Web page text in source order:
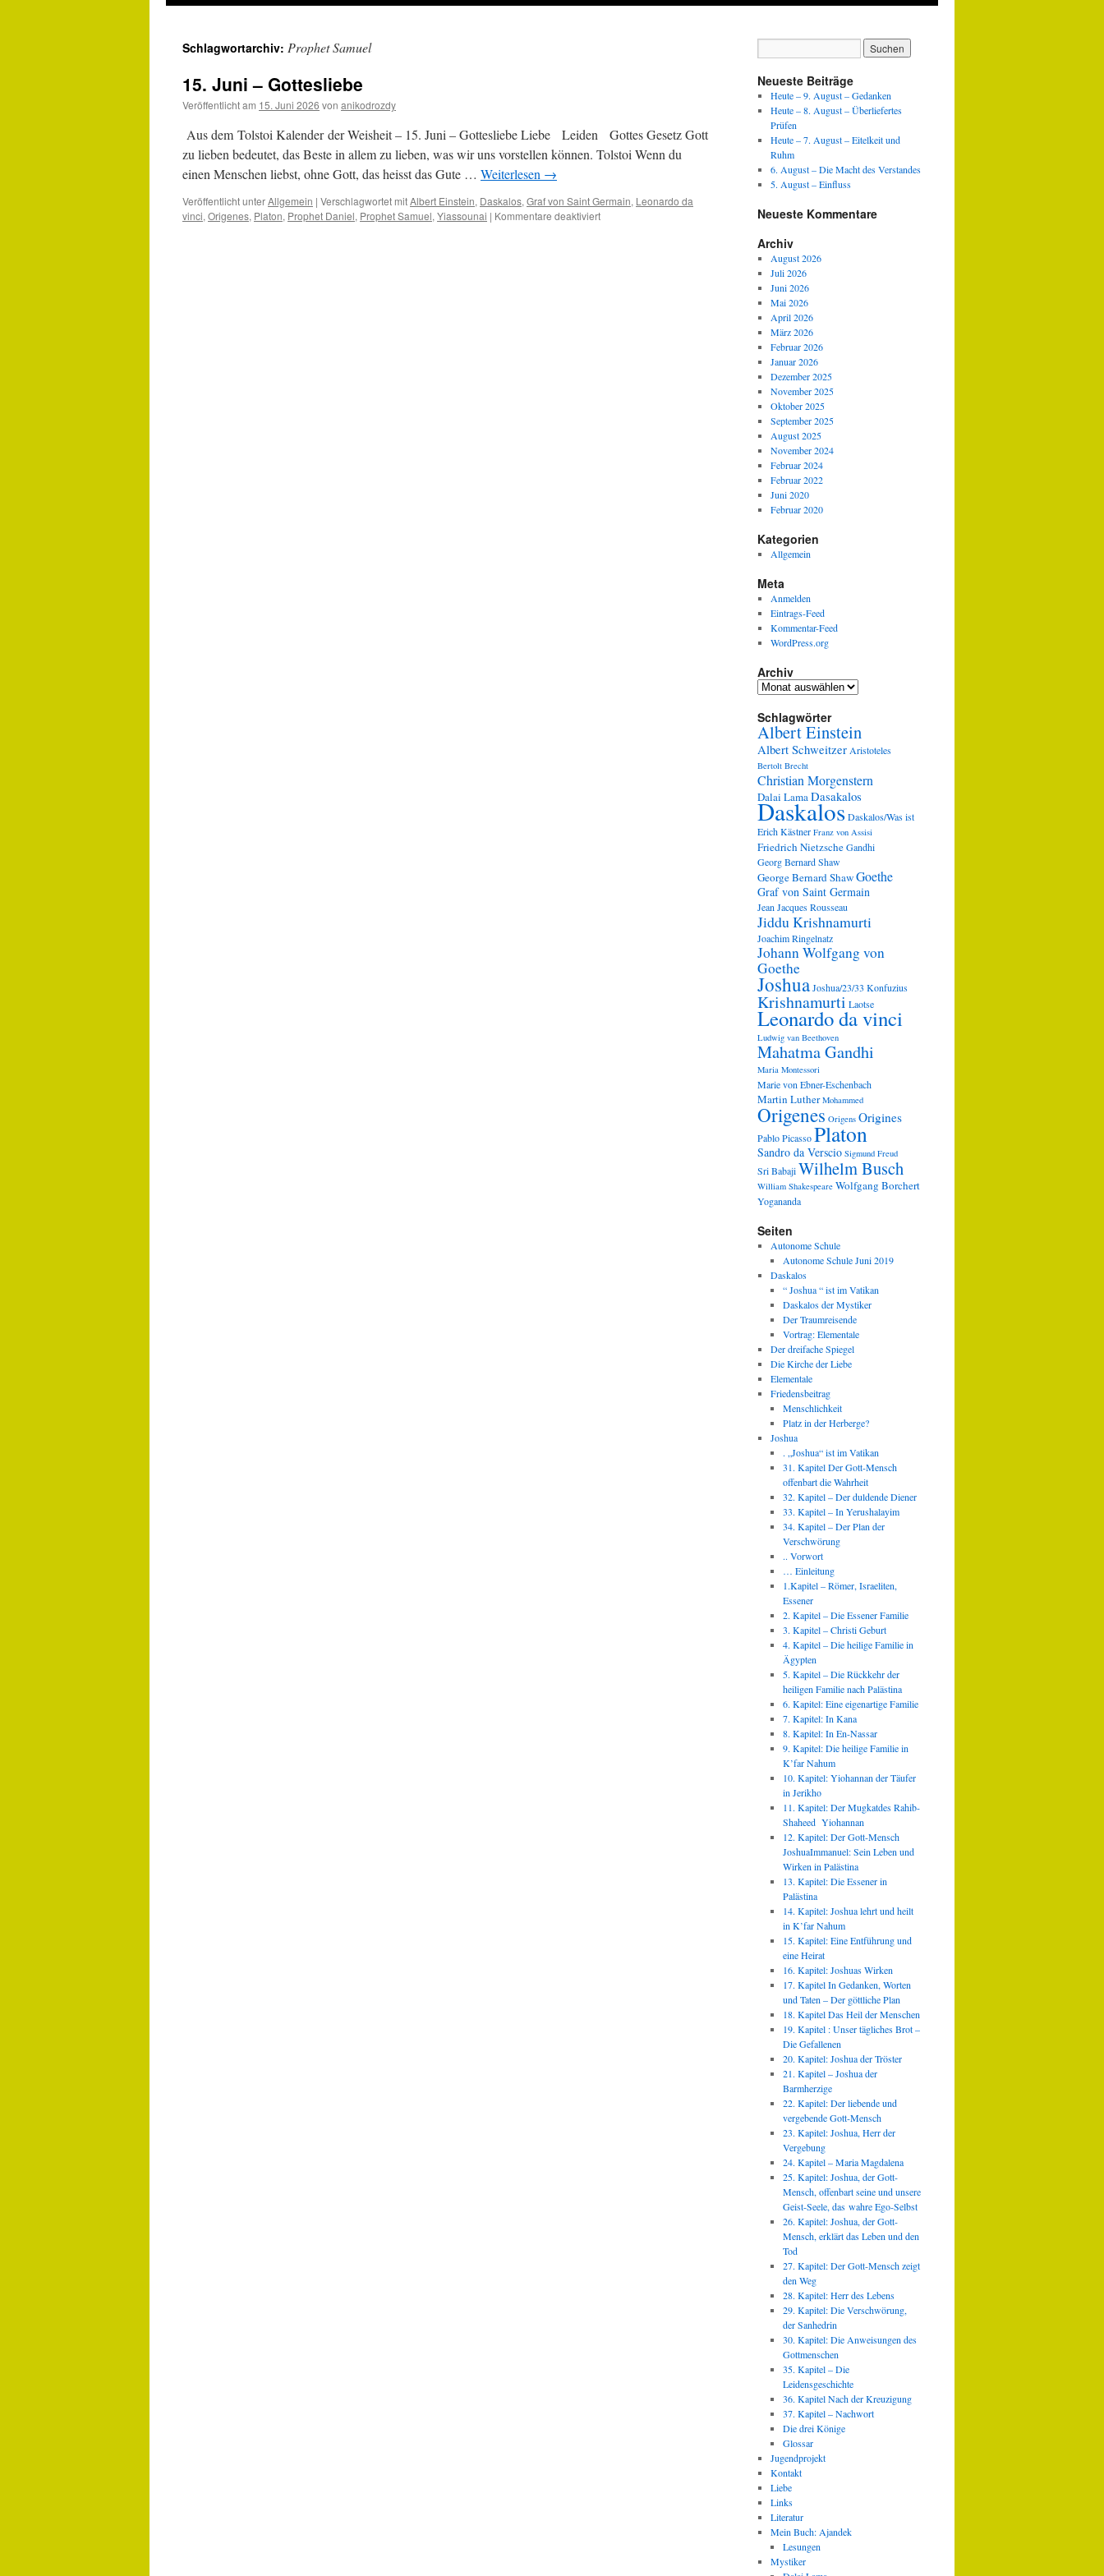
Schlagwortarchiv: Prophet Samuel
15. Juni – Gottesliebe
Veröffentlicht am 15. Juni 2026 von anikodrozdy
Aus dem Tolstoi Kalender der Weisheit – 15. Juni – Gottesliebe Liebe Leiden Gottes Gesetz Gott
zu lieben bedeutet, das Beste in allem zu lieben, was wir uns vorstellen können. Tolstoi Wenn du
einen Menschen liebst, ohne Gott, das heisst das Gute … Weiterlesen →
Veröffentlicht unterAllgemein | Verschlagwortet mitAlbert Einstein, Daskalos, Graf von Saint Germain, Leonardo da
vinci, Origenes, Platon, Prophet Daniel, Prophet Samuel, Yiassounai | Kommentare deaktiviertfür
Neueste Beiträge
Heute – 9. August – Gedanken
Heute – 8. August – Überliefertes
Prüfen
Heute – 7. August – Eitelkeit und
Ruhm
6. August – Die Macht des Verstandes
5. August – Einfluss
Neueste Kommentare
Archiv
August 2026
Juli 2026
Juni 2026
Mai 2026
April 2026
März 2026
Februar 2026
Januar 2026
Dezember 2025
November 2025
Oktober 2025
September 2025
August 2025
November 2024
Februar 2024
Februar 2022
Juni 2020
Februar 2020
Kategorien
Allgemein
Meta
Anmelden
Eintrags-Feed
Kommentar-Feed
WordPress.org
Archiv
Archiv
Schlagwörter
Albert Einstein
Albert Schweitzer Aristoteles
Bertolt Brecht
Christian Morgenstern
Dalai LamaDasakalos
DaskalosDaskalos/Was ist
Erich Kästner Franz von Assisi
Friedrich NietzscheGandhi
Georg Bernard Shaw
George Bernard ShawGoethe
Graf von Saint Germain
Jean Jacques Rousseau
Jiddu Krishnamurti
Joachim Ringelnatz
Johann Wolfgang von
Goethe
JoshuaJoshua/23/33 Konfuzius
Krishnamurti Laotse
Leonardo da vinci
Ludwig van Beethoven
Mahatma Gandhi
Maria Montessori
Marie von Ebner-Eschenbach
Martin Luther Mohammed
Origenes Origens Origines
Pablo PicassoPlaton
Sandro da Verscio Sigmund Freud
Sri BabajiWilhelm Busch
William Shakespeare Wolfgang Borchert
Yogananda
Seiten
Autonome Schule
Autonome Schule Juni 2019
Daskalos
“ Joshua “ ist im Vatikan
Daskalos der Mystiker
Der Traumreisende
Vortrag: Elementale
Der dreifache Spiegel
Die Kirche der Liebe
Elementale
Friedensbeitrag
Menschlichkeit
Platz in der Herberge?
Joshua
. „Joshua“ ist im Vatikan
31. Kapitel Der Gott-Mensch
offenbart die Wahrheit
32. Kapitel – Der duldende Diener
33. Kapitel – In Yerushalayim
34. Kapitel – Der Plan der
Verschwörung
.. Vorwort
… Einleitung
1.Kapitel – Römer, Israeliten,
Essener
2. Kapitel – Die Essener Familie
3. Kapitel – Christi Geburt
4. Kapitel – Die heilige Familie in
Ägypten
5. Kapitel – Die Rückkehr der
heiligen Familie nach Palästina
6. Kapitel: Eine eigenartige Familie
7. Kapitel: In Kana
8. Kapitel: In En-Nassar
9. Kapitel: Die heilige Familie in
K’far Nahum
10. Kapitel: Yiohannan der Täufer
in Jerikho
11. Kapitel: Der Mugkatdes Rahib-
Shaheed Yiohannan
12. Kapitel: Der Gott-Mensch
JoshuaImmanuel: Sein Leben und
Wirken in Palästina
13. Kapitel: Die Essener in
Palästina
14. Kapitel: Joshua lehrt und heilt
in K’far Nahum
15. Kapitel: Eine Entführung und
eine Heirat
16. Kapitel: Joshuas Wirken
17. Kapitel In Gedanken, Worten
und Taten – Der göttliche Plan
18. Kapitel Das Heil der Menschen
19. Kapitel : Unser tägliches Brot –
Die Gefallenen
20. Kapitel: Joshua der Tröster
21. Kapitel – Joshua der
Barmherzige
22. Kapitel: Der liebende und
vergebende Gott-Mensch
23. Kapitel: Joshua, Herr der
Vergebung
24. Kapitel – Maria Magdalena
25. Kapitel: Joshua, der Gott-
Mensch, offenbart seine und unsere
Geist-Seele, das wahre Ego-Selbst
26. Kapitel: Joshua, der Gott-
Mensch, erklärt das Leben und den
Tod
27. Kapitel: Der Gott-Mensch zeigt
den Weg
28. Kapitel: Herr des Lebens
29. Kapitel: Die Verschwörung,
der Sanhedrin
30. Kapitel: Die Anweisungen des
Gottmenschen
35. Kapitel – Die
Leidensgeschichte
36. Kapitel Nach der Kreuzigung
37. Kapitel – Nachwort
Die drei Könige
Glossar
Jugendprojekt
Kontakt
Liebe
Links
Literatur
Mein Buch: Ajandek
Lesungen
Mystiker